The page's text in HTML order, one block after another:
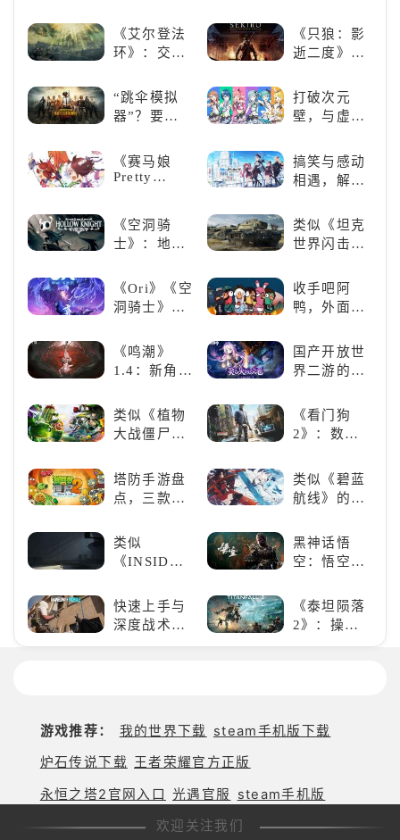
游戏盛宴与
瑕疵
丘》
《艾尔登法
环》：交界
奇与魂系新
巅峰
《只狼：影
逝二度》：
魄的忍者之
旅
“跳伞模拟
器”？要
“刚”？
打破次元
壁，与虚拟
写音符物语
《赛马娘
Pretty
的竞速之旅
搞笑与感动
相遇，解锁
的魅力
《空洞骑
士》：地下
探索与极致
冒险
类似《坦克
世界闪击
（WOTB）
的军事类游
爱的装备出
发吧！
《Ori》《空
洞骑士》
胞》横向对
比，不知道
收手吧阿
鸭，外面全
《鸣潮》
1.4：新角
情，全新冒
险体验！
国产开放世
界二游的里
神》
类似《植物
大战僵尸》
游戏，休闲
娱乐尽在手
中！
《看门狗
2》：数字
狂欢
塔防手游盘
点，三款不
防佳作
类似《碧蓝
航线》的养
养成你的梦
想！
类似
《INSIDE》
戏！快动起
你的小脑筋
黑神话悟
空：悟空携
来，游戏界
的东方巨
快速上手与
深度战术兼
备，《彩虹
《泰坦陨落
2》：操控
泰坦，主宰
游戏推荐： 我的世界下载 steam手机版下载
炉石传说下载 王者荣耀官方正版
永恒之塔2官网入口 光遇官服
steam手机版
欢迎关注我们